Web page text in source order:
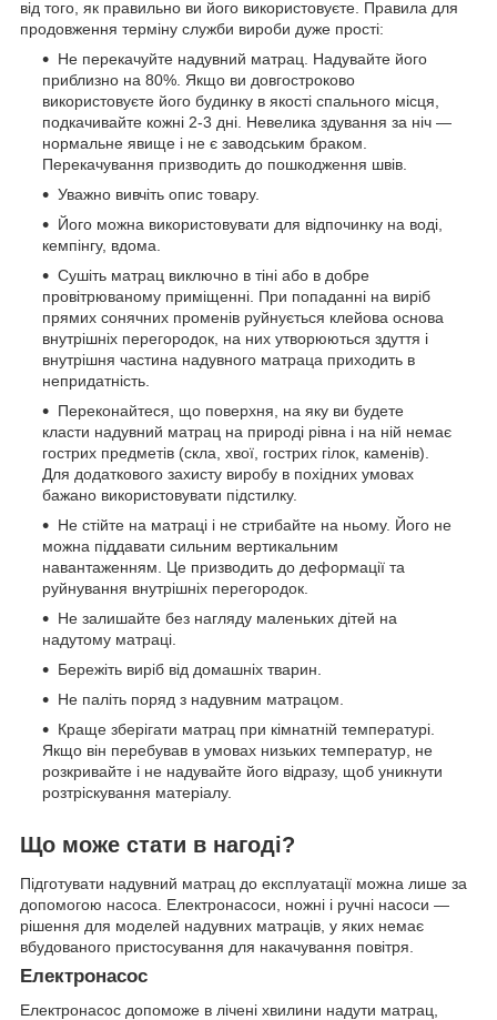
від того, як правильно ви його використовуєте. Правила для
продовження терміну служби вироби дуже прості:
Не перекачуйте надувний матрац. Надувайте його
приблизно на 80%. Якщо ви довгостроково
використовуєте його будинку в якості спального місця,
подкачивайте кожні 2-3 дні. Невелика здування за ніч —
нормальне явище і не є заводським браком.
Перекачування призводить до пошкодження швів.
Уважно вивчіть опис товару.
Його можна використовувати для відпочинку на воді,
кемпінгу, вдома.
Сушіть матрац виключно в тіні або в добре
провітрюваному приміщенні. При попаданні на виріб
прямих сонячних променів руйнується клейова основа
внутрішніх перегородок, на них утворюються здуття і
внутрішня частина надувного матраца приходить в
непридатність.
Переконайтеся, що поверхня, на яку ви будете
класти надувний матрац на природі рівна і на ній немає
гострих предметів (скла, хвої, гострих гілок, каменів).
Для додаткового захисту виробу в похідних умовах
бажано використовувати підстилку.
Не стійте на матраці і не стрибайте на ньому. Його не
можна піддавати сильним вертикальним
навантаженням. Це призводить до деформації та
руйнування внутрішніх перегородок.
Не залишайте без нагляду маленьких дітей на
надутому матраці.
Бережіть виріб від домашніх тварин.
Не паліть поряд з надувним матрацом.
Краще зберігати матрац при кімнатній температурі.
Якщо він перебував в умовах низьких температур, не
розкривайте і не надувайте його відразу, щоб уникнути
розтріскування матеріалу.
Що може стати в нагоді?
Підготувати надувний матрац до експлуатації можна лише за
допомогою насоса. Електронасоси, ножні і ручні насоси —
рішення для моделей надувних матраців, у яких немає
вбудованого пристосування для накачування повітря.
Електронасос
Електронасос допоможе в лічені хвилини надути матрац,